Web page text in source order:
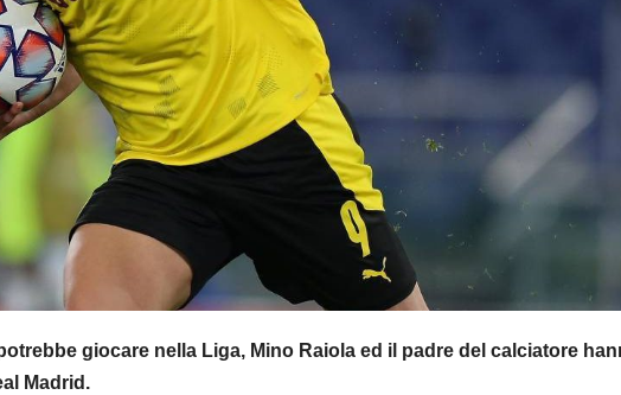
giocare nella Liga, Mino Raiola ed il padre del calciatore
Madrid.